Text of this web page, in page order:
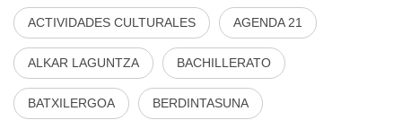
ACTIVIDADES CULTURALES AGENDA 21
ALKAR LAGUNTZA BACHILLERATO
BATXILERGOA BERDINTASUNA